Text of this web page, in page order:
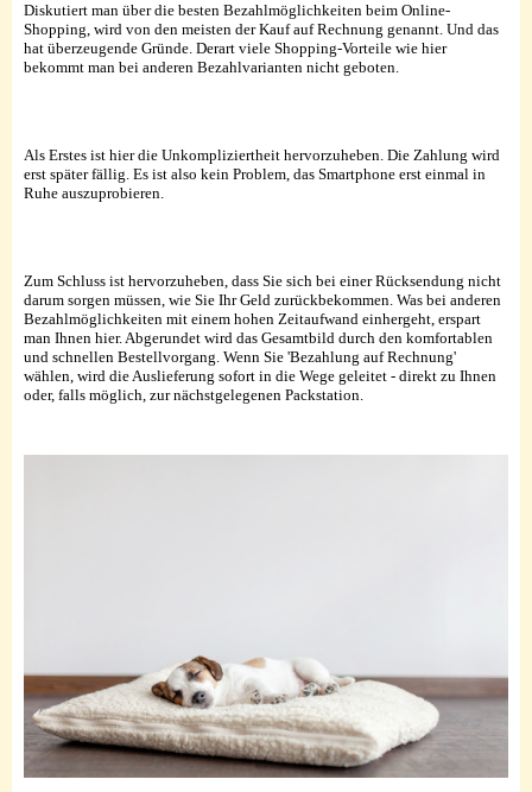
Diskutiert man über die besten Bezahlmöglichkeiten beim Online-
Shopping, wird von den meisten der Kauf auf Rechnung genannt. Und das
hat überzeugende Gründe. Derart viele Shopping-Vorteile wie hier
bekommt man bei anderen Bezahlvarianten nicht geboten.
Als Erstes ist hier die Unkompliziertheit hervorzuheben. Die Zahlung wird
erst später fällig. Es ist also kein Problem, das Smartphone erst einmal in
Ruhe auszuprobieren.
Zum Schluss ist hervorzuheben, dass Sie sich bei einer Rücksendung nicht
darum sorgen müssen, wie Sie Ihr Geld zurückbekommen. Was bei anderen
Bezahlmöglichkeiten mit einem hohen Zeitaufwand einhergeht, erspart
man Ihnen hier. Abgerundet wird das Gesamtbild durch den komfortablen
und schnellen Bestellvorgang. Wenn Sie 'Bezahlung auf Rechnung'
wählen, wird die Auslieferung sofort in die Wege geleitet - direkt zu Ihnen
oder, falls möglich, zur nächstgelegenen Packstation.